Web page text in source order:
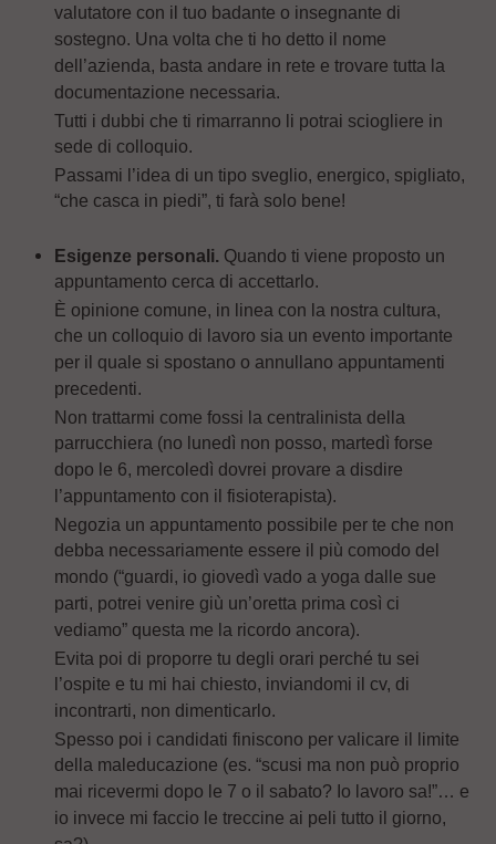
valutatore con il tuo badante o insegnante di
sostegno. Una volta che ti ho detto il nome
dell’azienda, basta andare in rete e trovare tutta la
documentazione necessaria.
Tutti i dubbi che ti rimarranno li potrai sciogliere in
sede di colloquio.
Passami l’idea di un tipo sveglio, energico, spigliato,
“che casca in piedi”, ti farà solo bene!
Esigenze personali. Quando ti viene proposto un
appuntamento cerca di accettarlo.
È opinione comune, in linea con la nostra cultura,
che un colloquio di lavoro sia un evento importante
per il quale si spostano o annullano appuntamenti
precedenti.
Non trattarmi come fossi la centralinista della
parrucchiera (no lunedì non posso, martedì forse
dopo le 6, mercoledì dovrei provare a disdire
l’appuntamento con il fisioterapista).
Negozia un appuntamento possibile per te che non
debba necessariamente essere il più comodo del
mondo (“guardi, io giovedì vado a yoga dalle sue
parti, potrei venire giù un’oretta prima così ci
vediamo” questa me la ricordo ancora).
Evita poi di proporre tu degli orari perché tu sei
l’ospite e tu mi hai chiesto, inviandomi il cv, di
incontrarti, non dimenticarlo.
Spesso poi i candidati finiscono per valicare il limite
della maleducazione (es. “scusi ma non può proprio
mai ricevermi dopo le 7 o il sabato? Io lavoro sa!”… e
io invece mi faccio le treccine ai peli tutto il giorno,